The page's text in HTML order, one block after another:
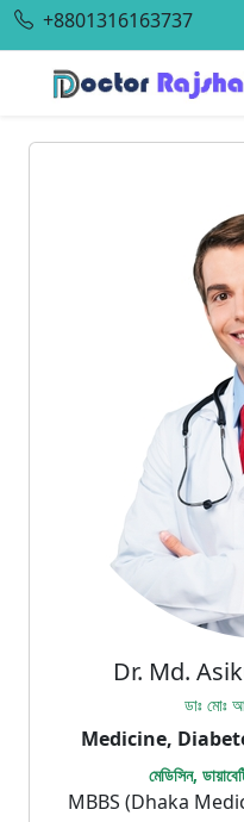
+8801316163737
Dr. Md.
ডাঃ মোঃ
Medicine,
মেডিসিন,
MBBS (Dhaka